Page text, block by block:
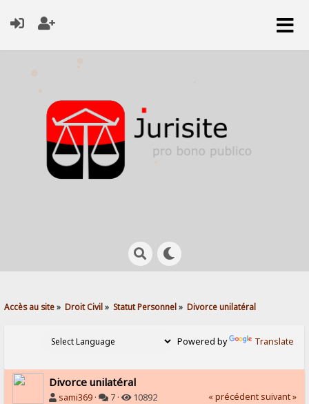
Accès au site» Droit Civil» Statut Personnel» Divorce unilatéral
Powered by Translate
Divorce unilatéral
sami369 · 7 · 10892 « précédent suivant »